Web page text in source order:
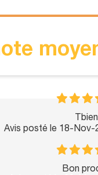
Avis posté le 18-Nov-
Bon